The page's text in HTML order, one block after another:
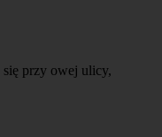
się przy owej ulicy,